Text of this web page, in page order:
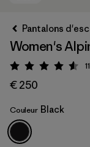
Black
Pantalons
Women's
Évaluation:11
€ 250
Couleur Black